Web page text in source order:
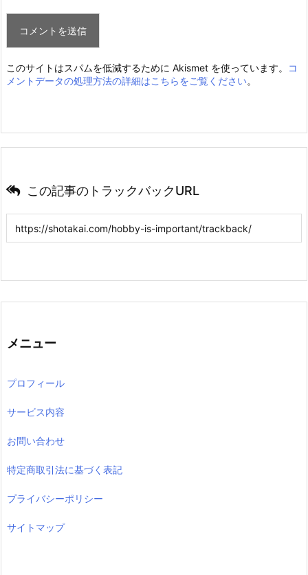
このサイトはスパムを低減するために Akismet を使っています。
コ
メントデータの処理方法の詳細はこちらをご覧ください。
この記事のトラックバックURL
メニュー
プロフィール
サービス内容
お問い合わせ
特定商取引法に基づく表記
プライバシーポリシー
サイトマップ